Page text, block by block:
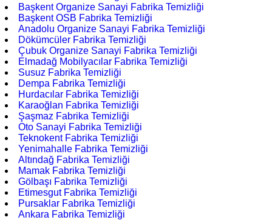
Başkent Organize Sanayi Fabrika Temizliği
Başkent OSB Fabrika Temizliği
Anadolu Organize Sanayi Fabrika Temizliği
Dökümcüler Fabrika Temizliği
Çubuk Organize Sanayi Fabrika Temizliği
Elmadağ Mobilyacılar Fabrika Temizliği
Susuz Fabrika Temizliği
Dempa Fabrika Temizliği
Hurdacılar Fabrika Temizliği
Karaoğlan Fabrika Temizliği
Şaşmaz Fabrika Temizliği
Oto Sanayi Fabrika Temizliği
Teknokent Fabrika Temizliği
Yenimahalle Fabrika Temizliği
Altındağ Fabrika Temizliği
Mamak Fabrika Temizliği
Gölbaşı Fabrika Temizliği
Etimesgut Fabrika Temizliği
Pursaklar Fabrika Temizliği
Ankara Fabrika Temizliği